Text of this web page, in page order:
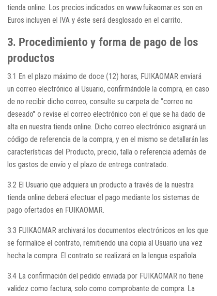
tienda online. Los precios indicados en www.fuikaomar.es son en
Euros incluyen el IVA y éste será desglosado en el carrito.
3. Procedimiento y forma de pago de los
productos
3.1 En el plazo máximo de doce (12) horas, FUIKAOMAR enviará
un correo electrónico al Usuario, confirmándole la compra, en caso
de no recibir dicho correo, consulte su carpeta de "correo no
deseado" o revise el correo electrónico con el que se ha dado de
alta en nuestra tienda online. Dicho correo electrónico asignará un
código de referencia de la compra, y en el mismo se detallarán las
características del Producto, precio, talla o referencia además de
los gastos de envío y el plazo de entrega contratado.
3.2 El Usuario que adquiera un producto a través de la nuestra
tienda online deberá efectuar el pago mediante los sistemas de
pago ofertados en FUIKAOMAR.
3.3 FUIKAOMAR archivará los documentos electrónicos en los que
se formalice el contrato, remitiendo una copia al Usuario una vez
hecha la compra. El contrato se realizará en la lengua española.
3.4 La confirmación del pedido enviada por FUIKAOMAR no tiene
validez como factura, solo como comprobante de compra. La